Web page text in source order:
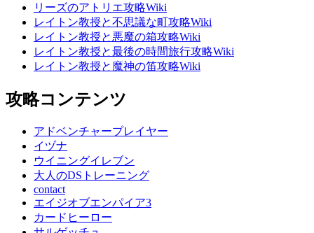
リーズのアトリエ攻略Wiki
レイトン教授と不思議な町攻略Wiki
レイトン教授と悪魔の箱攻略Wiki
レイトン教授と最後の時間旅行攻略Wiki
レイトン教授と魔神の笛攻略Wiki
攻略コンテンツ
アドベンチャープレイヤー
イヅナ
ウイニングイレブン
大人のDSトレーニング
contact
エイジオブエンパイア3
カードヒーロー